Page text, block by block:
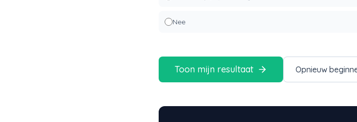
Nee
Toon mijn resultaat Opnieuw